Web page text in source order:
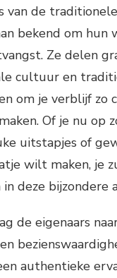
van de
bekend om hun
Ze delen
cultuur en
om je verblijf zo
Of je nu op
uitstapjes of
wilt maken, je
deze bijzondere
de eigenaars
authentieke